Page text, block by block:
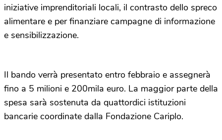
iniziative imprenditoriali locali, il contrasto dello spreco
alimentare e per finanziare campagne di informazione
e sensibilizzazione.
Il bando verrà presentato entro febbraio e assegnerà
fino a 5 milioni e 200mila euro. La maggior parte della
spesa sarà sostenuta da quattordici istituzioni
bancarie coordinate dalla Fondazione Cariplo.